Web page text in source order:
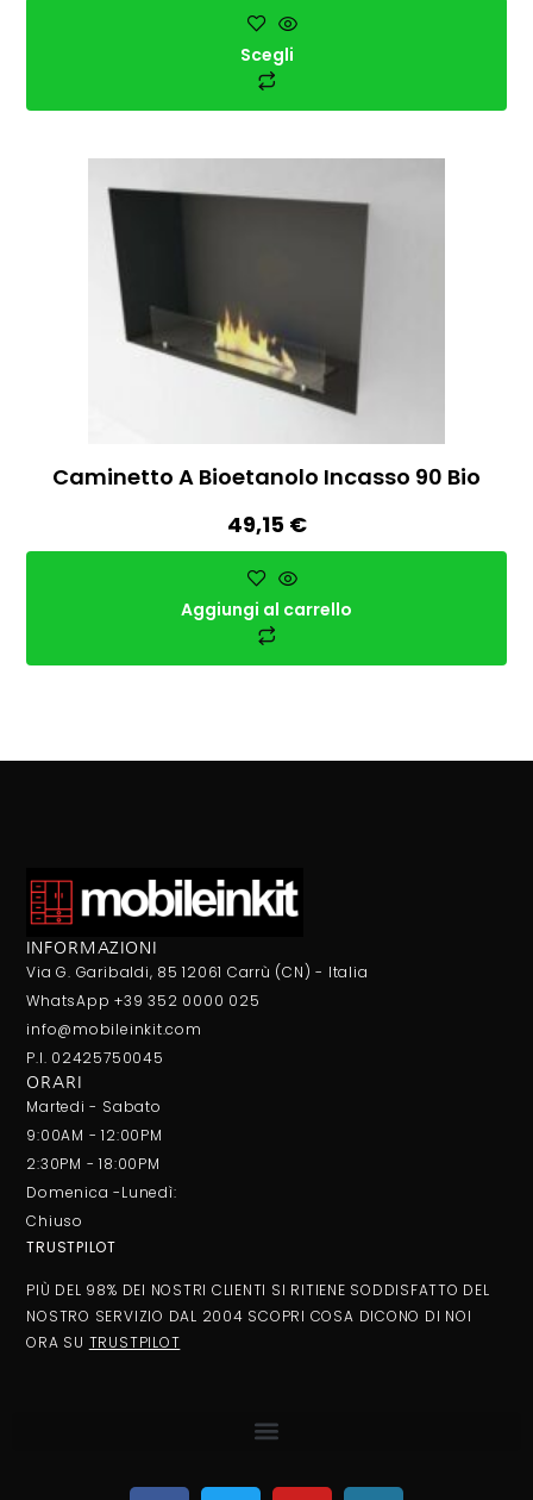
Scegli
Caminetto A Bioetanolo Incasso 90 Bio
49,15 €
Aggiungi al carrello
INFORMAZIONI
Via G. Garibaldi, 85 12061 Carrù (CN) - Italia
WhatsApp +39 352 0000 025
info@mobileinkit.com
P.I. 02425750045
ORARI
Martedi - Sabato
9:00AM - 12:00PM
2:30PM - 18:00PM
Domenica -Lunedì:
Chiuso
TRUSTPILOT
PIÙ DEL 98% DEI NOSTRI CLIENTI SI RITIENE SODDISFATTO DEL
NOSTRO SERVIZIO DAL 2004 SCOPRI COSA DICONO DI NOI
ORA SU TRUSTPILOT